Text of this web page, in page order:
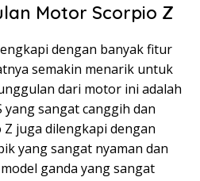
Motor Scorpio Z
dengan banyak fitur
semakin menarik untuk
dari motor ini adalah
yang sangat canggih dan
Z juga dilengkapi dengan
yang sangat nyaman dan
ganda yang sangat